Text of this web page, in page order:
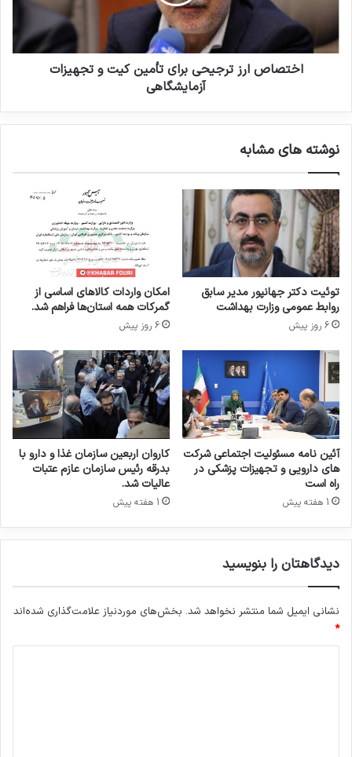
ا
ی
د
ی
ا
ز
ی
ا
ی
ت
أ
م
ی
ن
ک
ی
ت‌
و
ت
ج
ه
ی
ز
ا
ت
آ
م
ی
ا
ه
ی
اختصاص ارز ترجیحی برای تأمین کیت‌ و تجهیزات
آزمایشگاهی
نوشته های مشابه
توئیت دکتر جهانپور مدیر سابق
روابط عمومی وزارت بهداشت
6 روز پیش
امکان واردات کالاهای اساسی از
گمرکات همه استان‌ها فراهم شد.
6 روز پیش
آئین نامه مسئولیت اجتماعی شرکت
های دارویی و تجهیزات پزشکی در
راه است
1 هفته پیش
کاروان اربعین سازمان غذا و دارو با
بدرقه رئیس سازمان عازم عتبات
عالیات شد.
1 هفته پیش
دیدگاهتان را بنویسید
نشانی ایمیل شما منتشر نخواهد شد. بخش‌های موردنیاز علامت‌گذاری شده‌اند
*